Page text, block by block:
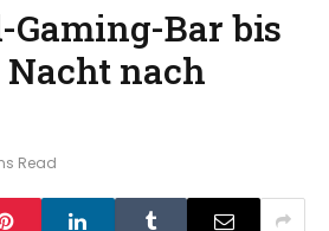
Gaming-Bar bis
nach
Read